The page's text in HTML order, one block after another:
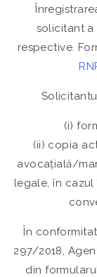
solicitant a
respective.
(i)
(ii) copia
avocațială/
legale, în
În
297/2018,
din